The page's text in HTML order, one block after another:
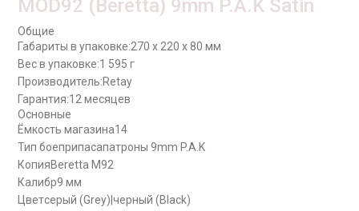
MOD92 (Beretta) 9mm P.A.K Satin
Общие
Габариты в упаковке:270 x 220 x 80 мм
Вес в упаковке:1 595 г
Производитель:Retay
Гарантия:12 месяцев
Основные
Ёмкость магазина14
Тип боеприпасапатроны 9mm P.A.K
КопияBeretta M92
Калибр9 мм
Цветсерый (Grey)|черный (Black)